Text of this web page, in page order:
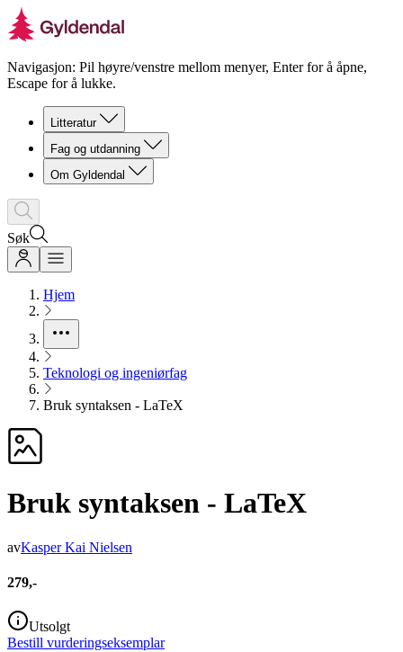
Navigasjon: Pil høyre/venstre mellom menyer, Enter for å åpne,
Escape for å lukke.
Litteratur
Fag og utdanning
Om Gyldendal
Søk
Hjem
Teknologi og ingeniørfag
Bruk syntaksen - LaTeX
Bruk syntaksen - LaTeX
avKasper Kai Nielsen
279,-
Utsolgt
Bestill vurderingseksemplar